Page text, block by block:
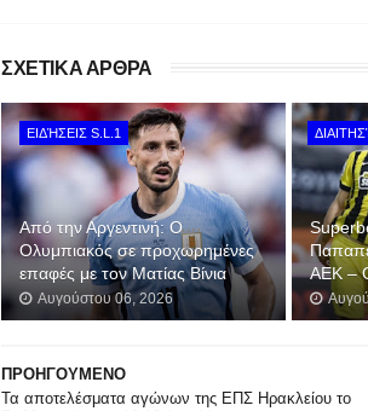
ΣΧΕΤΙΚΑ ΑΡΘΡΑ
ΕΙΔΉΣΕΙΣ S.L.1
Από την Αργεντινή: Ο
Ολυμπιακός σε προχωρημένες
επαφές με τον Ματίας Βίνια
Αυγούστου 06, 2026
ΑΕΚ –
ΠΡΟΗΓΟΥΜΕΝΟ
Τα αποτελέσματα αγώνων της ΕΠΣ Ηρακλείου το